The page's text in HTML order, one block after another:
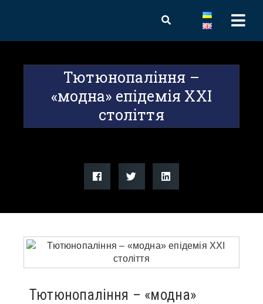
Тютюнопаління –
«модна» епідемія XXI
століття
Тютюнопаління – «модна»